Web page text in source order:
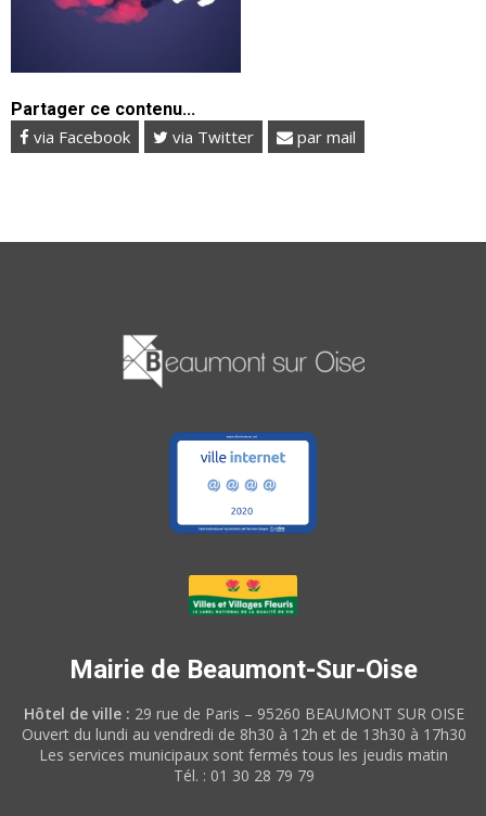
Partager ce contenu...
via Facebook via Twitter par mail
Mairie de Beaumont-Sur-Oise
Hôtel de ville : 29 rue de Paris – 95260 BEAUMONT SUR OISE
Ouvert du lundi au vendredi de 8h30 à 12h et de 13h30 à 17h30
Les services municipaux sont fermés tous les jeudis matin
Tél. : 01 30 28 79 79